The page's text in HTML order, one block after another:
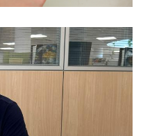
Del
Del Baix
Ferré